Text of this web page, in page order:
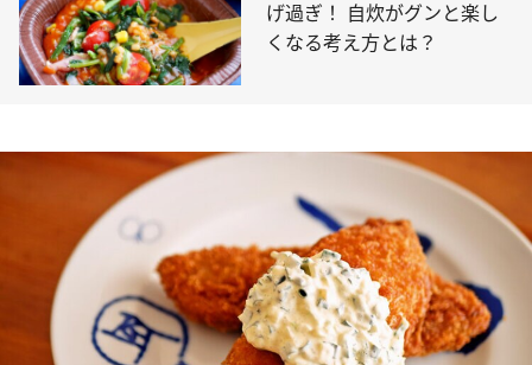
げ過ぎ！ 自炊がグンと楽し
くなる考え方とは？